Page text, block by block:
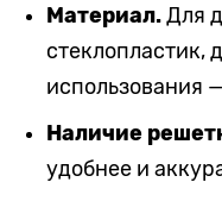
Материал. Для
стеклопластик,
использования
Наличие
удобнее и